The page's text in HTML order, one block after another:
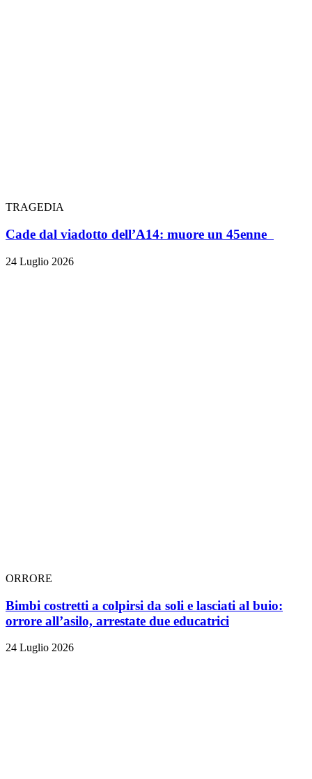
TRAGEDIA
Cade dal viadotto dell’A14: muore un 45enne
24 Luglio 2026
ORRORE
Bimbi costretti a colpirsi da soli e lasciati al buio:
orrore all’asilo, arrestate due educatrici
24 Luglio 2026